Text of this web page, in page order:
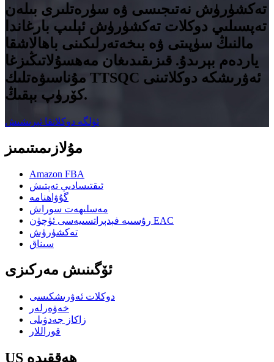
تەكشۈرۈش نەتىجىسى ۋە سۈرەتلىرى بىلەن
تەپسىلىي دوكلات تەكشۈرۈش ئېلىپ بارغاندا
مالنىڭ سۈپىتى ۋە بىخەتەرلىكىنى باھالاشقا
ياردەم بېرىدۇ. قىزىقىدىغان مەھسۇلاتىڭىزغا
مۇناسىۋەتلىك TTSQC ئەۋرىشكە دوكلاتىنى
كۆرۈپ بېقىڭ.
ئۈلگە دوكلاتقا ئېرىشىش
مۇلازىمىتىمىز
Amazon FBA
ئىقتىسادىي تەپتىش
گۇۋاھنامە
مەسلىھەت سوراش
رۇسىيە فېدېراتسىيەسى ئۈچۈن EAC
تەكشۈرۈش
سىناق
ئۆگىنىش مەركىزى
دوكلات ئەۋرىشكىسى
خەۋەرلەر
زاكاز جەدۋىلى
قوراللار
US ھەققىدە